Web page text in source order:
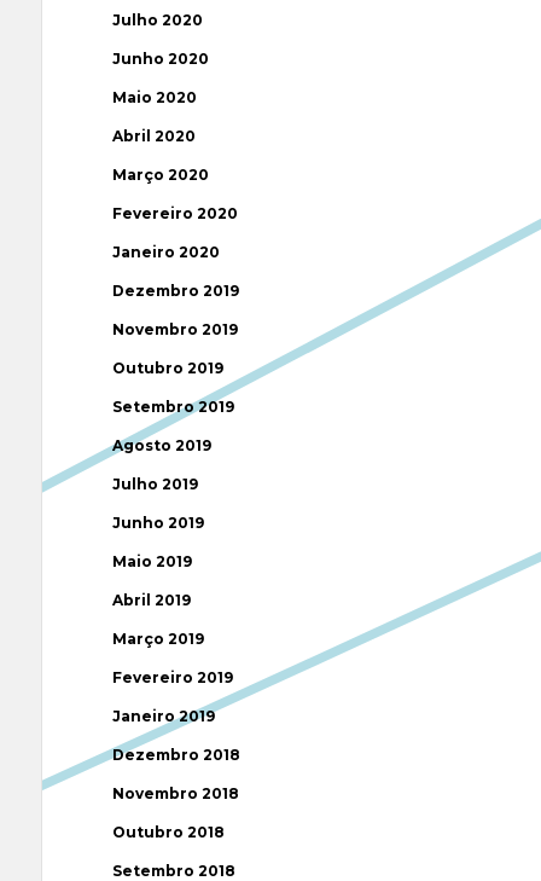
Julho 2020
Junho 2020
Maio 2020
Abril 2020
Março 2020
Fevereiro 2020
Janeiro 2020
Dezembro 2019
Novembro 2019
Outubro 2019
Setembro 2019
Agosto 2019
Julho 2019
Junho 2019
Maio 2019
Abril 2019
Março 2019
Fevereiro 2019
Janeiro 2019
Dezembro 2018
Novembro 2018
Outubro 2018
Setembro 2018